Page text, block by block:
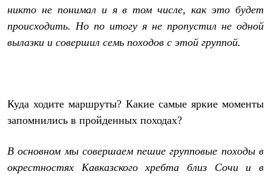
никто не понимал и я в том числе, как это будет
происходить. Но по итогу я не пропустил не одной
вылазки и совершил семь походов с этой группой.
Куда ходите маршруты? Какие самые яркие моменты
запомнились в пройденных походах?
В основном мы совершаем пешие групповые походы в
окрестностях Кавказского хребта близ Сочи и в